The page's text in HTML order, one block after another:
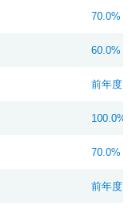
70.0%
60.0%
前年度以
100.0%
70.0%
前年度以